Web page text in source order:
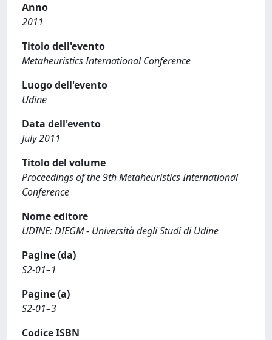
Anno
2011
Titolo dell'evento
Metaheuristics International Conference
Luogo dell'evento
Udine
Data dell'evento
July 2011
Titolo del volume
Proceedings of the 9th Metaheuristics International
Conference
Nome editore
UDINE: DIEGM - Università degli Studi di Udine
Pagine (da)
S2-01–1
Pagine (a)
S2-01–3
Codice ISBN